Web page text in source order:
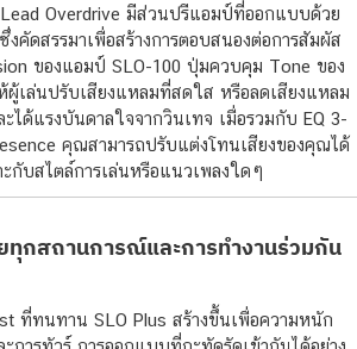
Overdrive มีส่วนปรีแอมป์ที่ออกแบบด้วย
คัดสรรมาเพื่อสร้างการตอบสนองต่อการสัมผัส
ของแอมป์ SLO-100 ปุ่มควบคุม Tone ของ
ผู้เล่นปรับเสียงแหลมที่สดใส หรือลดเสียงแหลม
ได้แรงบันดาลใจจากวินเทจ เมื่อรวมกับ EQ 3-
คุณสามารถปรับแต่งโทนเสียงของคุณได้
ะกับสไตล์การเล่นหรือแนวเพลงใดๆ
ทุกสถานการณ์และการทำงานร่วมกัน
ที่ทนทาน SLO Plus สร้างขึ้นเพื่อความหนัก